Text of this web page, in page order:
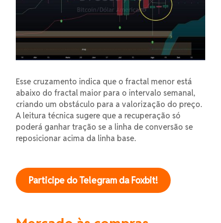
Esse cruzamento indica que o fractal menor está
abaixo do fractal maior para o intervalo semanal,
criando um obstáculo para a valorização do preço.
A leitura técnica sugere que a recuperação só
poderá ganhar tração se a linha de conversão se
reposicionar acima da linha base.
Participe do Telegram da Foxbit!